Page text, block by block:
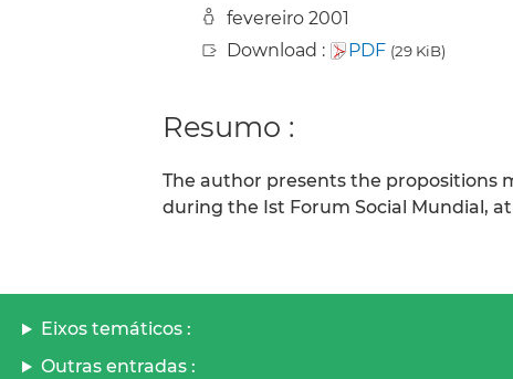
fevereiro 2001
Download :
PDF (29 KiB)
Resumo :
The author presents the propositions
during the Ist Forum Social Mundial,
Eixos temáticos :
Outras entradas :